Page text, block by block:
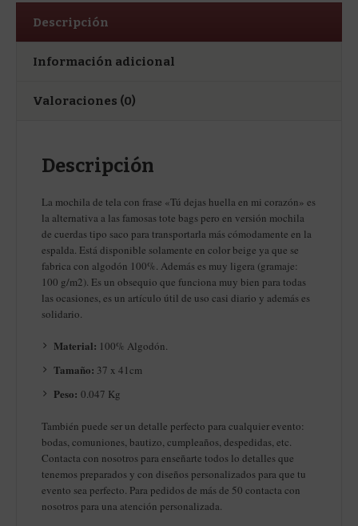
Descripción
Información adicional
Valoraciones (0)
Descripción
La mochila de tela con frase «Tú dejas huella en mi corazón» es
la alternativa a las famosas tote bags pero en versión mochila
de cuerdas tipo saco para transportarla más cómodamente en la
espalda. Está disponible solamente en color beige ya que se
fabrica con algodón 100%. Además es muy ligera (gramaje:
100 g/m2). Es un obsequio que funciona muy bien para todas
las ocasiones, es un artículo útil de uso casi diario y además es
solidario.
Material: 100% Algodón.
Tamaño: 37 x 41cm
Peso: 0.047 Kg
También puede ser un detalle perfecto para cualquier evento:
bodas, comuniones, bautizo, cumpleaños, despedidas, etc.
Contacta con nosotros para enseñarte todos lo detalles que
tenemos preparados y con diseños personalizados para que tu
evento sea perfecto. Para pedidos de más de 50 contacta con
nosotros para una atención personalizada.